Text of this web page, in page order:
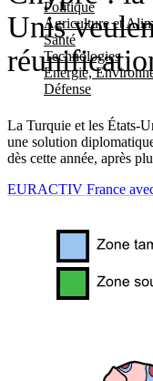
Politique
Agriculture et
Santé
Technologies
Energie,
Défense
Unis
La Turquie et les États-
une solution
dès cette année, après
EURACTIV France